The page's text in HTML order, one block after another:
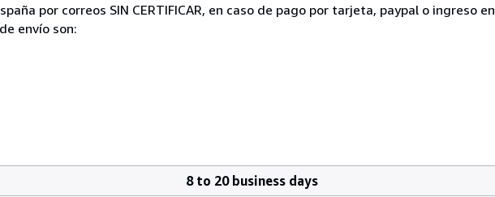
por correos SIN CERTIFICAR, en caso de pago por tarjeta, paypal o ingreso en
envío son:
8 to 20 business days